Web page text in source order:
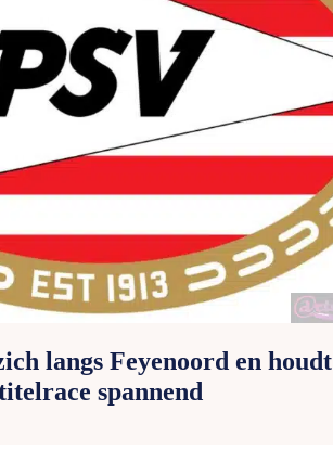
langs Feyenoord en houdt
spannend